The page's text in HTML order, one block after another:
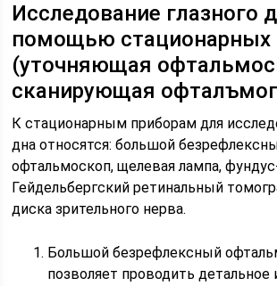
Исследование глазного
помощью стационарных
(уточняющая
сканирующая
К стационарным приборам для
дна относятся: большой
офтальмоскоп, щелевая лампа,
Гейдельбергский ретинальный
диска зрительного нерва.
Большой безрефлексный
позволяет проводить детальное